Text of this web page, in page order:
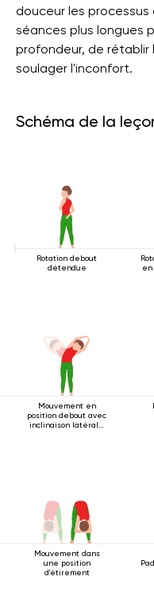
douceur les
séances plus longues
profondeur, de rétablir
soulager l'inconfort.
Schéma de la
Rotation debout
détendue
en
Mouvement en
position debout avec
inclinaison latérale
Mouvement dans
une position
d'étirement